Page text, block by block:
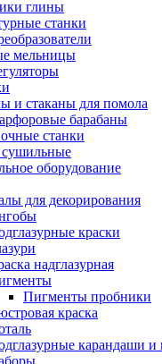
глины
станки
мельницы
и стаканы для помола
барабаны
станки
оборудование
для декорирования
краски
надглазурная
Пигменты пробники
краска
карандаши и